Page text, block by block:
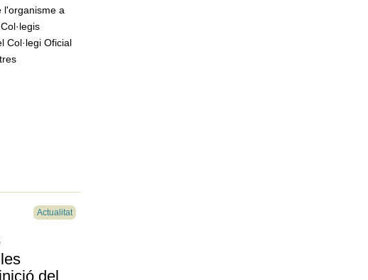
l'organisme a
Col·legi Oficial
Actualitat
del